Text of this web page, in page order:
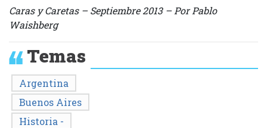
Caras y Caretas – Septiembre 2013 – Por Pablo
Waishberg
Temas
Argentina
Buenos Aires
Historia -